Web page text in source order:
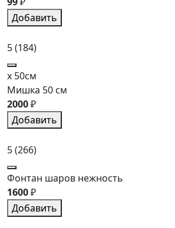
Добавить
5(184)
x 50см
Мишка 50 см
2000₽
Добавить
5(266)
Фонтан шаров нежность
1600₽
Добавить